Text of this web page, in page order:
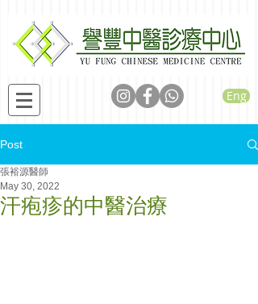
Eng
Post
汗疱疹的中醫治療
張裕源醫師
May 30, 2022